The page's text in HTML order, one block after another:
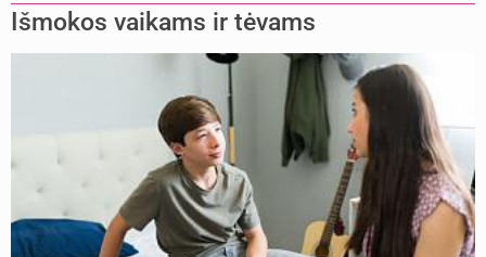
Išmokos vaikams ir tėvams